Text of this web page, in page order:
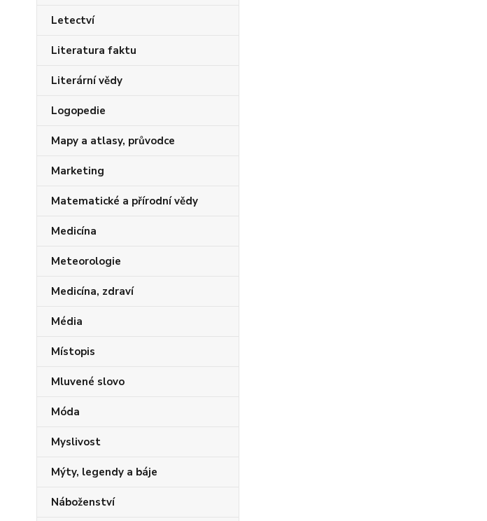
Letectví
Literatura faktu
Literární vědy
Logopedie
Mapy a atlasy, průvodce
Marketing
Matematické a přírodní vědy
Medicína
Meteorologie
Medicína, zdraví
Média
Místopis
Mluvené slovo
Móda
Myslivost
Mýty, legendy a báje
Náboženství